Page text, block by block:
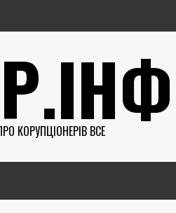
КОРУПЦІОНЕРІВ ВСЕ